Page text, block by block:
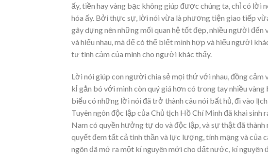
ấy, tiền hay vàng bạc không giúp được chúng ta, chỉ có lời
hóa ấy. Bởi thực sự, lời nói vừa là phương tiện giao tiếp
gây dựng nên những mối quan hệ tốt đẹp, nhiều người
và hiểu nhau, mà để có thể biết mình hợp và hiểu người
tư tình cảm của mình cho người khác thấy.
Lời nói giúp con người chia sẻ mọi thứ với nhau, đồng
kỉ gắn bó với mình còn quý giá hơn có trong tay nhiều
biểu có những lời nói đã trở thành câu nói bất hủ, đi vào
Tuyên ngôn độc lập của Chủ tịch Hồ Chí Minh đã khai
Nam có quyền hưởng tự do và độc lập, và sự thật đã
quyết đem tất cả tinh thần và lực lượng, tính mạng và của
ngôn đã mở ra một kỉ nguyên mới cho đất nước, kỉ